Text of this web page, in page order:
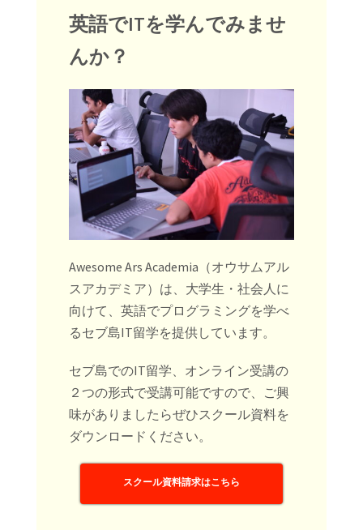
英語でITを学んでみませ
んか？
Awesome Ars Academia（オウサムアル
スアカデミア）は、大学生・社会人に
向けて、英語でプログラミングを学べ
るセブ島IT留学を提供しています。
セブ島でのIT留学、オンライン受講の
２つの形式で受講可能ですので、ご興
味がありましたらぜひスクール資料を
ダウンロードください。
スクール資料請求はこちら